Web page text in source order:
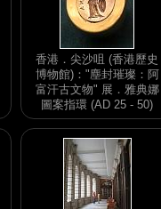
香港．尖沙咀 (香港歷史
博物館)："塵封璀璨：阿
富汗古文物" 展．雅典娜
圖案指環 (AD 25 - 50)